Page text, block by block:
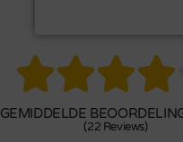

GEMIDDELDE
(22 Reviews)